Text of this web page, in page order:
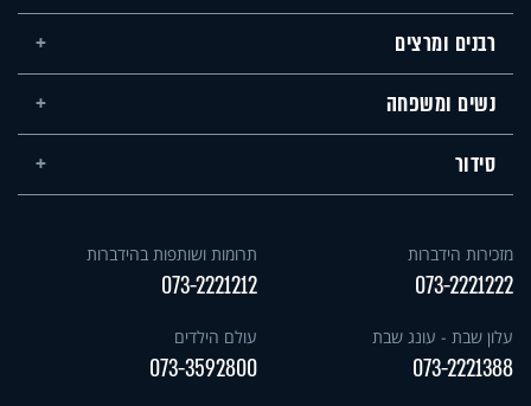
רבנים ומרצים
נשים ומשפחה
סידור
מזכירות הידברות
073-2221222
תרומות ושותפות בהידברות
073-2221212
עלון שבת - עונג שבת
073-2221388
עולם הילדים
073-3592800